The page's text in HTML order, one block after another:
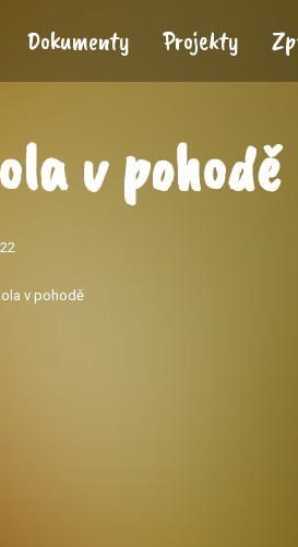
Dokumenty Projekty
v pohodě
v pohodě